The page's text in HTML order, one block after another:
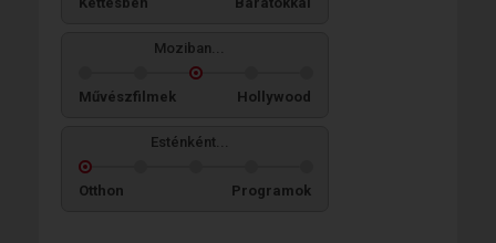
Moziban...
Művészfilmek Hollywood
Esténként...
Otthon Programok